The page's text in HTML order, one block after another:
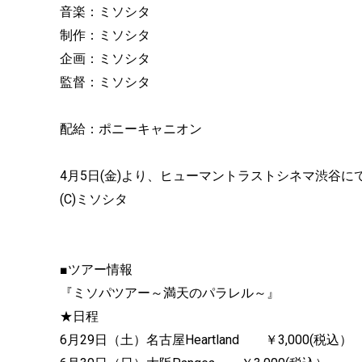
音楽：ミソシタ
制作：ミソシタ
企画：ミソシタ
監督：ミソシタ
配給：ポニーキャニオン
4月5日(金)より、ヒューマントラストシネマ渋谷に
(C)ミソシタ
■ツアー情報
『ミソパツアー～満天のパラレル～』
★日程
6月29日（土）名古屋Heartland ￥3,000(税込）